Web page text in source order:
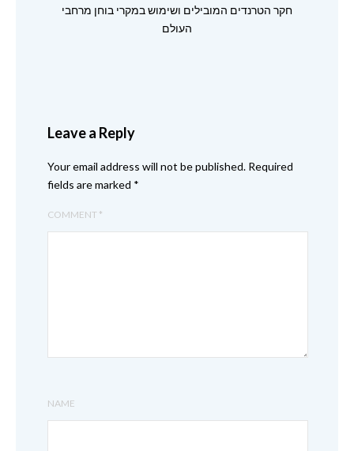
חקר הטרנדים המובילים ושימוש במקרי בוחן מרחבי
העולם
Leave a Reply
Your email address will not be published. Required
fields are marked *
COMMENT *
NAME